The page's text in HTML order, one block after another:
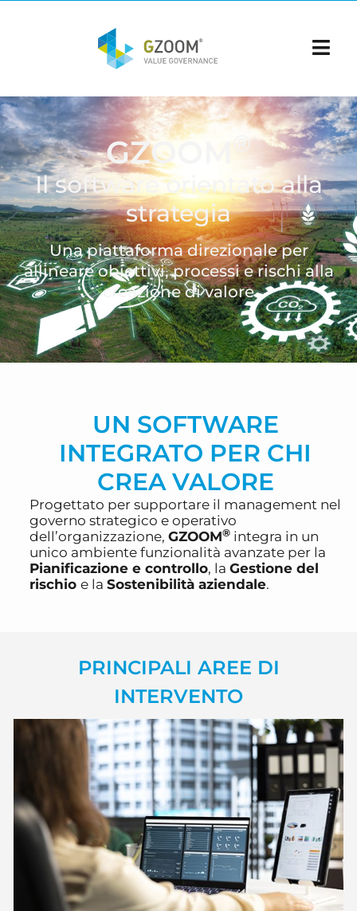
GZOOM ®
Il software orientato alla
strategia
Una piattaforma direzionale per
allineare obiettivi,processi e rischi alla
creazione di valore
UN SOFTWARE
INTEGRATO PER CHI
CREA VALORE
Progettato per supportare il management nel
governo strategico e operativo
dell’organizzazione, GZOOM® integra in un
unico ambiente funzionalità avanzate per la
Pianificazione e controllo, la Gestione del
rischio e la Sostenibilità aziendale.
PRINCIPALI AREE DI
INTERVENTO